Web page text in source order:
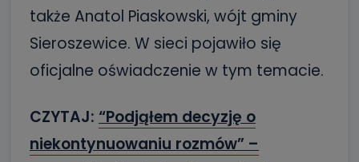
także Anatol Piaskowski, wójt gminy
Sieroszewice. W sieci pojawiło się
oficjalne oświadczenie w tym temacie.
CZYTAJ: “Podjąłem decyzję o
niekontynuowaniu rozmów” –